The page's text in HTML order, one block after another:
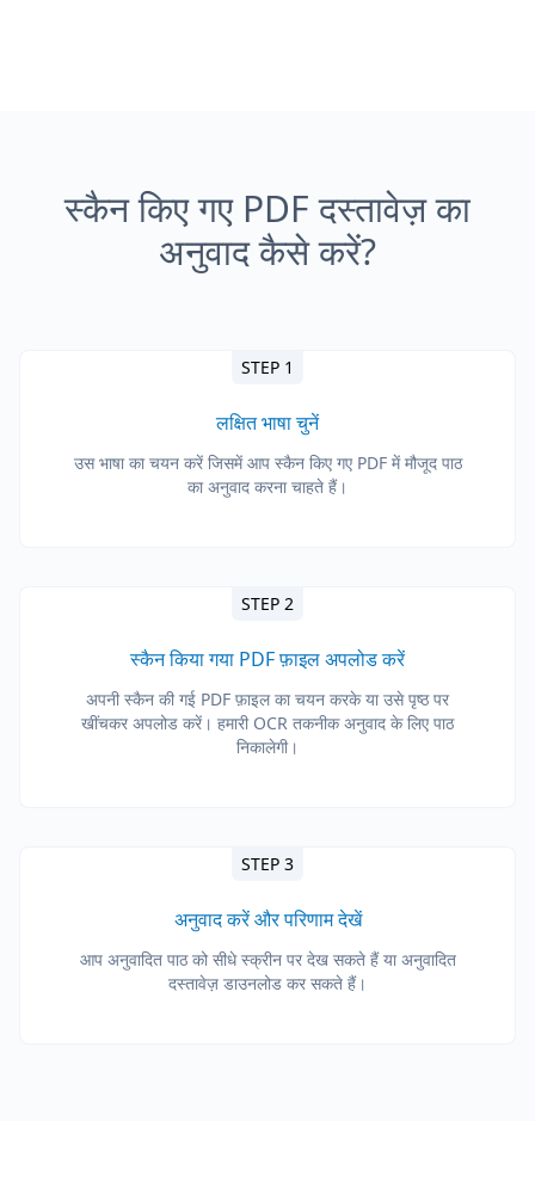
स्कैन किए गए PDF दस्तावेज़ का
अनुवाद कैसे करें?
STEP 1
लक्षित भाषा चुनें
उस भाषा का चयन करें जिसमें आप स्कैन किए गए PDF में मौजूद पाठ
का अनुवाद करना चाहते हैं।
STEP 2
स्कैन किया गया PDF फ़ाइल अपलोड करें
अपनी स्कैन की गई PDF फ़ाइल का चयन करके या उसे पृष्ठ पर
खींचकर अपलोड करें। हमारी OCR तकनीक अनुवाद के लिए पाठ
निकालेगी।
STEP 3
अनुवाद करें और परिणाम देखें
आप अनुवादित पाठ को सीधे स्क्रीन पर देख सकते हैं या अनुवादित
दस्तावेज़ डाउनलोड कर सकते हैं।